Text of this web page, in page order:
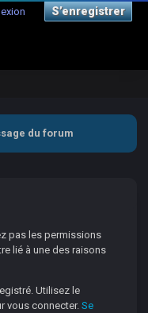
S’enregistrer
du forum
pas les permissions
lié à une des raisons
Utilisez le
vous connecter.Se